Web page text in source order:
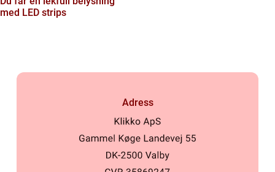
med LED strips
Adress